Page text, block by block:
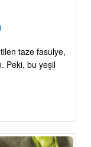
taze fasulye,
Peki, bu yeşil